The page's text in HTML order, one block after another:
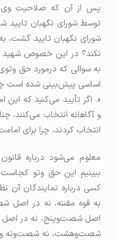
پس از آن که صلاحیت وی
توسط شورای نگهبان
شورای نگهبان تایید گشت،
نکند؟ در این خصوص
به سوالی که درمورد حق
اساسی پیش‌بینی شده است
«. اگر تأیید می‌کنید که این
و آگاهانه انتخاب می‌کنند،
انتخاب کردند، چرا برای
معلوم می‌شود درباره
ببینیم این حق وتو
کسی درباره نمایندگان آن
به قوه مقننه، نه در
اصل شصت‌وپنج، نه در
شصت‌وهشت، نه شصت‌ونه و نه